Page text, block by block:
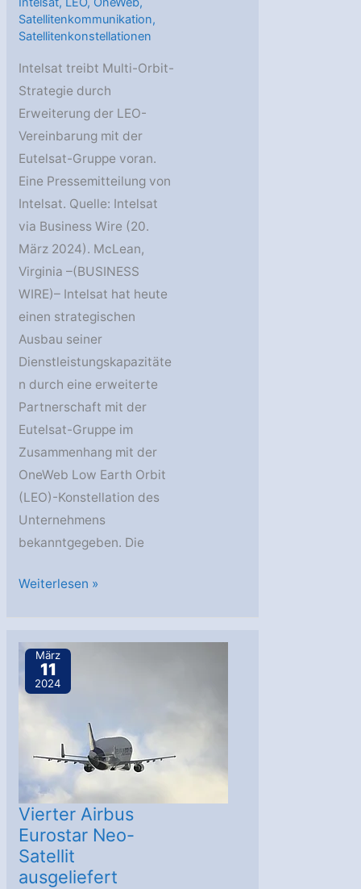
Satellitenkommunikation,
Satellitenkonstellationen
Intelsat treibt Multi-Orbit-
Strategie durch
Erweiterung der LEO-
Vereinbarung mit der
Eutelsat-Gruppe voran.
Eine Pressemitteilung von
Intelsat. Quelle: Intelsat
via Business Wire (20.
März 2024). McLean,
Virginia –(BUSINESS
WIRE)– Intelsat hat heute
einen strategischen
Ausbau seiner
Dienstleistungskapazitäte
n durch eine erweiterte
Partnerschaft mit der
Eutelsat-Gruppe im
Zusammenhang mit der
OneWeb Low Earth Orbit
(LEO)-Konstellation des
Unternehmens
bekanntgegeben. Die
Intelsat:
Strategie
Eutelsat
Weiterlesen »
März
11
2024
Vierter Airbus
Eurostar Neo-
Satellit
ausgeliefert